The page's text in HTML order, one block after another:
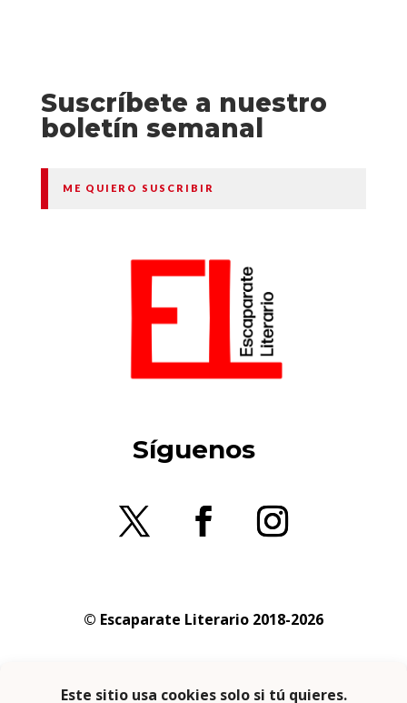
Suscríbete a nuestro
boletín semanal
ME QUIERO SUSCRIBIR
Síguenos
© Escaparate Literario 2018-2026
privacidad